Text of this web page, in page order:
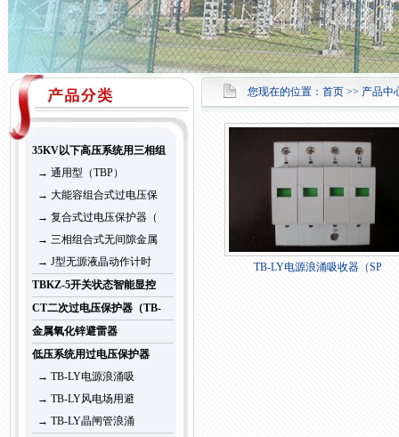
35KV以下高压系统用三相组
→ 通用型（TBP）
→ 大能容组合式过电压保
→ 复合式过电压保护器（
→ 三相组合式无间隙金属
→ J型无源液晶动作计时
TBKZ-5开关状态智能显控
CT二次过电压保护器（TB-
金属氧化锌避雷器
低压系统用过电压保护器
→ TB-LY电源浪涌吸
→ TB-LY风电场用避
→ TB-LY晶闸管浪涌
您现在的位置： 首页>> 产品中
TB-LY电源浪涌吸收器（SP